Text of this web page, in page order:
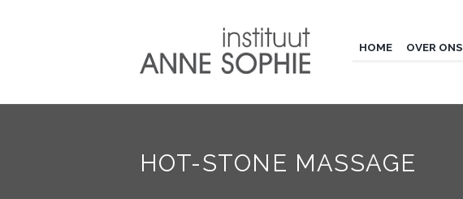
HOME OVER ONS
HOT-STONE MASSAGE